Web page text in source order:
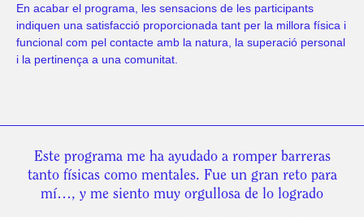
En acabar el programa, les sensacions de les participants
indiquen una satisfacció proporcionada tant per la millora física i
funcional com pel contacte amb la natura, la superació personal
i la pertinença a una comunitat.
Este programa me ha ayudado a romper barreras
tanto físicas como mentales. Fue un gran reto para
mí…, y me siento muy orgullosa de lo logrado